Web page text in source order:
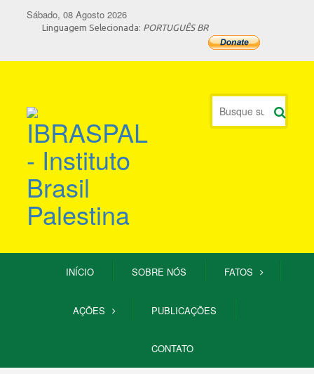
Sábado, 08 Agosto 2026
Linguagem Selecionada: PORTUGUÊS BR
INÍCIO SOBRE NÓS FATOS
AÇÕES PUBLICAÇÕES
CONTATO